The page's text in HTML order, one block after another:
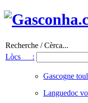
Recherche / Cèrca...
Lòcs :
Gascogne
Languedoc